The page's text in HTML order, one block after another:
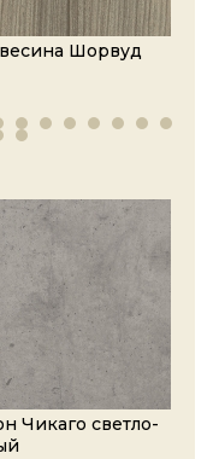
Шорвуд
Чикаго светло-